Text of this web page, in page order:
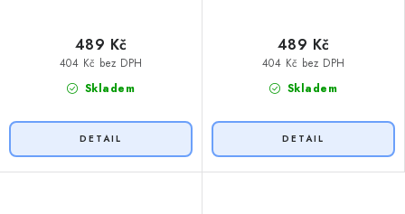
Skladem
404 Kč bez DPH
489 Kč
Skladem
404 Kč bez DPH
489 Kč